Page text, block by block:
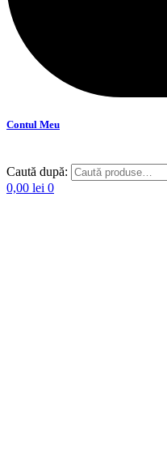
Contul Meu
Caută după:
0,00 lei 0